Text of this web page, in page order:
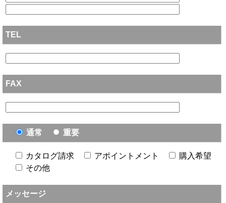
TEL
FAX
通常 重要
カタログ請求 アポイントメント
購入希望
その他
メッセージ